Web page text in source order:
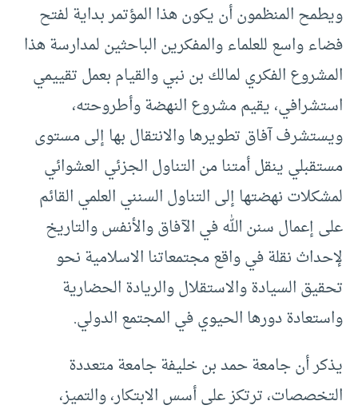
ويطمح المنظمون أن يكون هذا المؤتمر بداية لفتح
فضاء واسع للعلماء والمفكرين الباحثين لمدارسة هذا
المشروع الفكري لمالك بن نبي والقيام بعمل تقييمي
استشرافي، يقيم مشروع النهضة وأطروحته،
ويستشرف آفاق تطويرها والانتقال بها إلى مستوى
مستقبلي ينقل أمتنا من التناول الجزئي العشوائي
لمشكلات نهضتها إلى التناول السنني العلمي القائم
على إعمال سنن الله في الآفاق والأنفس والتاريخ
لإحداث نقلة في واقع مجتمعاتنا الاسلامية نحو
تحقيق السيادة والاستقلال والريادة الحضارية
واستعادة دورها الحيوي في المجتمع الدولي.
يذكر أن جامعة حمد بن خليفة جامعة متعددة
التخصصات، ترتكز على أسس الابتكار، والتميز،